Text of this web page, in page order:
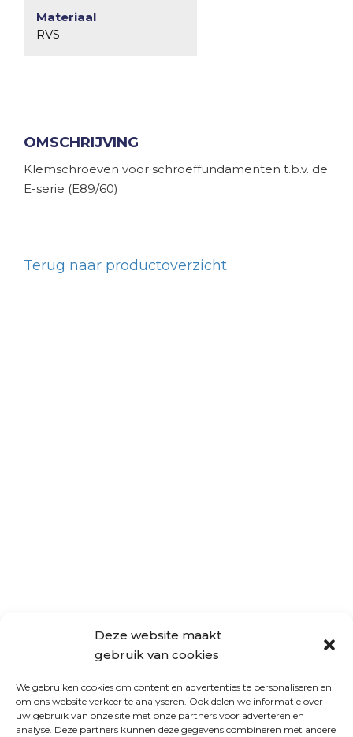
Deze website maakt
gebruik van cookies
We gebruiken cookies om content en advertenties te personaliseren en
om ons website verkeer te analyseren. Ook delen we informatie over
uw gebruik van onze site met onze partners voor adverteren en
analyse. Deze partners kunnen deze gegevens combineren met andere
Materiaal
RVS
OMSCHRIJVING
Klemschroeven voor schroeffundamenten t.b.v. de
E-serie (E89/60)
Terug naar productoverzicht